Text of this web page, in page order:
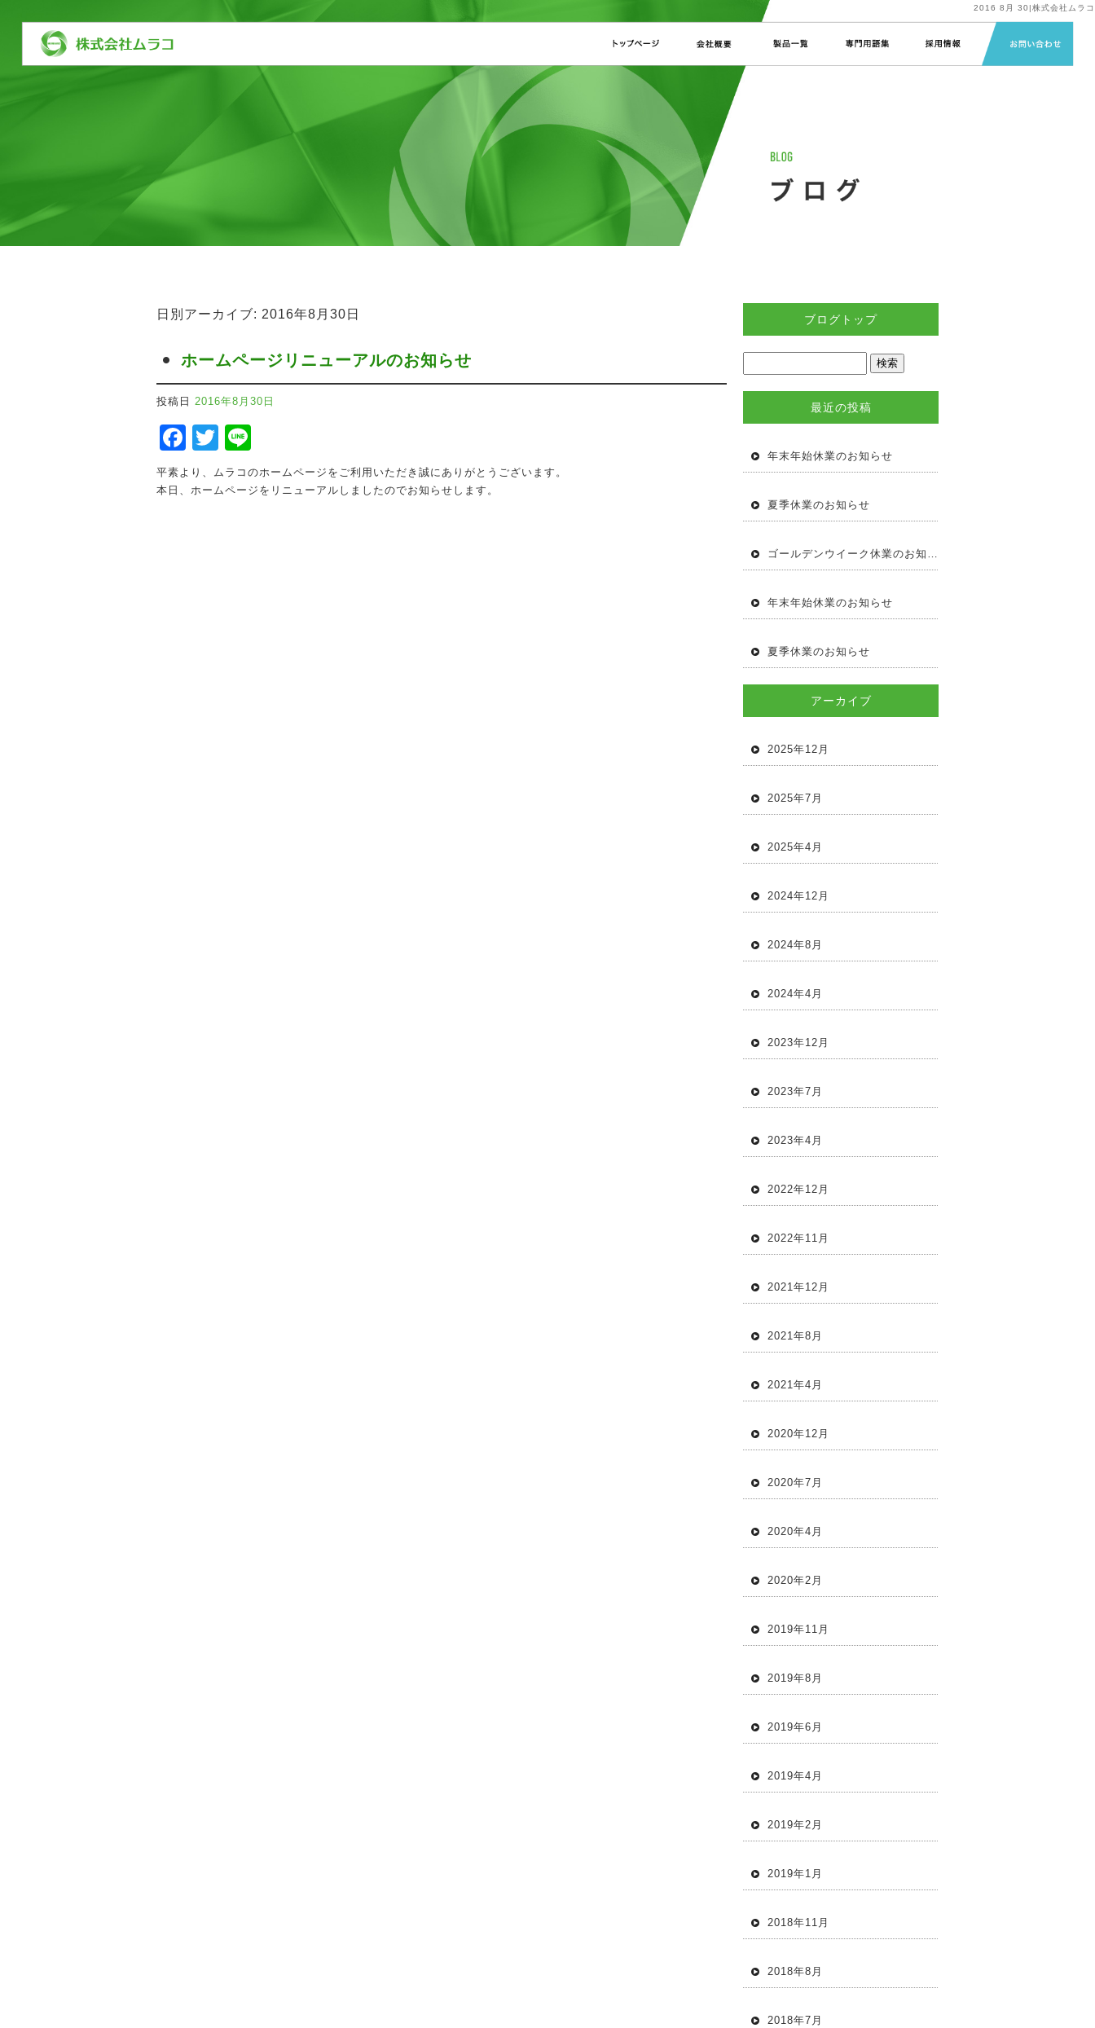
2016 8月 30|株式会社ムラコ
日別アーカイブ: 2016年8月30日
ホームページリニューアルのお知らせ
投稿日 2016年8月30日
Facebook
Twitter
平素より、ムラコのホームページをご利用いただき誠にありがとうございます。
本日、ホームページをリニューアルしましたのでお知らせします。
ブログトップ
最近の投稿
年末年始休業のお知らせ
夏季休業のお知らせ
ゴールデンウイーク休業のお知らせ
年末年始休業のお知らせ
夏季休業のお知らせ
アーカイブ
2025年12月
2025年7月
2025年4月
2024年12月
2024年8月
2024年4月
2023年12月
2023年7月
2023年4月
2022年12月
2022年11月
2021年12月
2021年8月
2021年4月
2020年12月
2020年7月
2020年4月
2020年2月
2019年11月
2019年8月
2019年6月
2019年4月
2019年2月
2019年1月
2018年11月
2018年8月
2018年7月